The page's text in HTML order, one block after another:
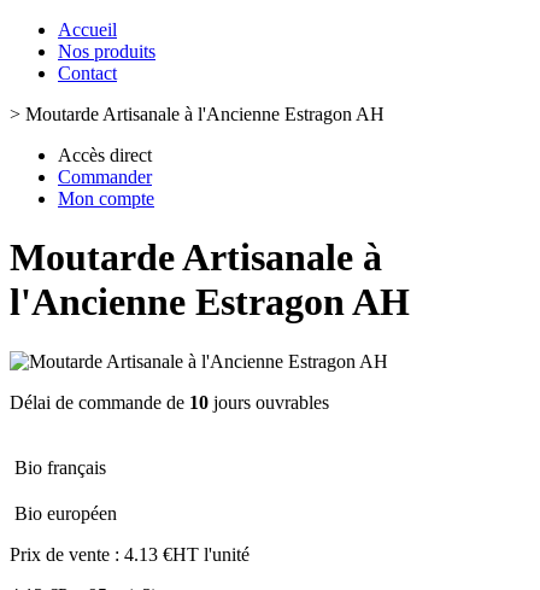
Accueil
Nos produits
Contact
> Moutarde Artisanale à l'Ancienne Estragon AH
Accès direct
Commander
Mon compte
Moutarde Artisanale à
l'Ancienne Estragon AH
Délai de commande de 10 jours ouvrables
Bio français
Bio européen
Prix de vente : 4.13 €HT l'unité